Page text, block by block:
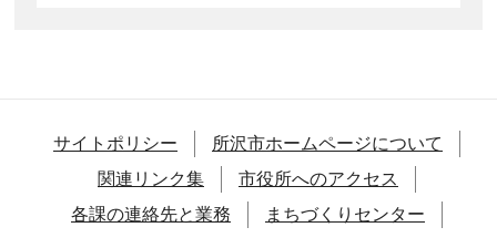
サイトポリシー
所沢市ホームページについて
関連リンク集
市役所へのアクセス
各課の連絡先と業務
まちづくりセンター